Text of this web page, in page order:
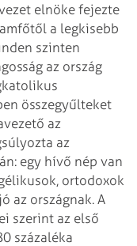
elnöke fejezte
a legkisebb
szinten
az ország
összegyűlteket
az
az
egy hívő nép van
ortodoxok
az országnak. A
szerint az első
százaléka